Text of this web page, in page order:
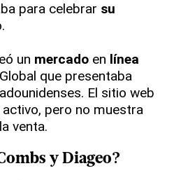
para celebrar su
un mercado en línea
que presentaba
El sitio web
activo, pero no muestra
venta.
y Diageo?